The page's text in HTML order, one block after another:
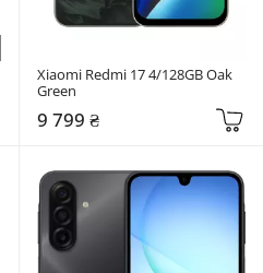
Xiaomi Redmi 17 4/128GB Oak
Green
9 799 ₴